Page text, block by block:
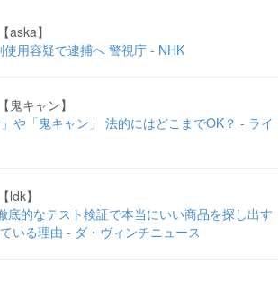
aska】
使用容疑で逮捕へ 警視庁 - NHK
キャン】
や「鬼キャン」 法的にはどこまでOK？ - ライ
ldk】
底的なテスト検証で本当にいい商品を探し出す
いる理由 - ダ・ヴィンチニュース